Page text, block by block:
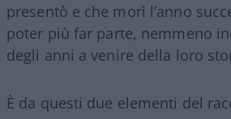
presentò e che morì l’anno
poter più far parte, nemmeno
degli anni a venire della loro
È da questi due elementi del